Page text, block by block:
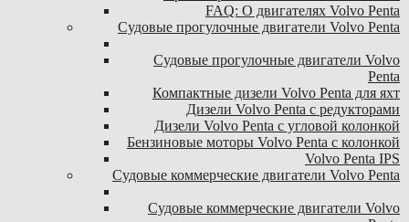
FAQ: О двигателях Volvo Penta
Судовые прогулочные двигатели Volvo Penta
Судовые прогулочные двигатели Volvo
Penta
Компактные дизели Volvo Penta для яхт
Дизели Volvo Penta с редукторами
Дизели Volvo Penta с угловой колонкой
Бензиновые моторы Volvo Penta с колонкой
Volvo Penta IPS
Судовые коммерческие двигатели Volvo Penta
Судовые коммерческие двигатели Volvo